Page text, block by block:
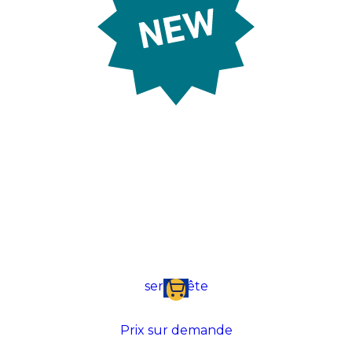
serre-tête
Prix sur demande